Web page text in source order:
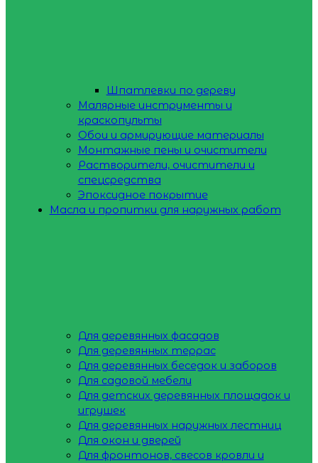
Шпатлевки по дереву
Малярные инструменты и
краскопульты
Обои и армирующие материалы
Монтажные пены и очистители
Растворители, очистители и
спецсредства
Эпоксидное покрытие
Масла и пропитки для наружных работ
Для деревянных фасадов
Для деревянных террас
Для деревянных беседок и заборов
Для садовой мебели
Для детских деревянных площадок и
игрушек
Для деревянных наружных лестниц
Для окон и дверей
Для фронтонов, свесов кровли и